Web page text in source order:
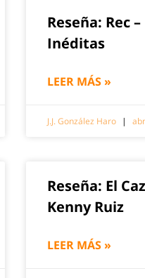
Reseña: Rec
Inéditas
LEER MÁS »
J.J. González Haro
Reseña: El
Kenny Ruiz
LEER MÁS »